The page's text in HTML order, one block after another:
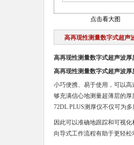
点击看大图
高再现性测量数字式超声
高再现性测量数字式超声波厚
高再现性测量数字式超声波厚
小巧便携、易于使用，可以
够充满信心地测量超薄层的
72DL PLUS测厚仪不仅可为
因此可以准确地跟踪和可视
向导式工作流程有助于更轻